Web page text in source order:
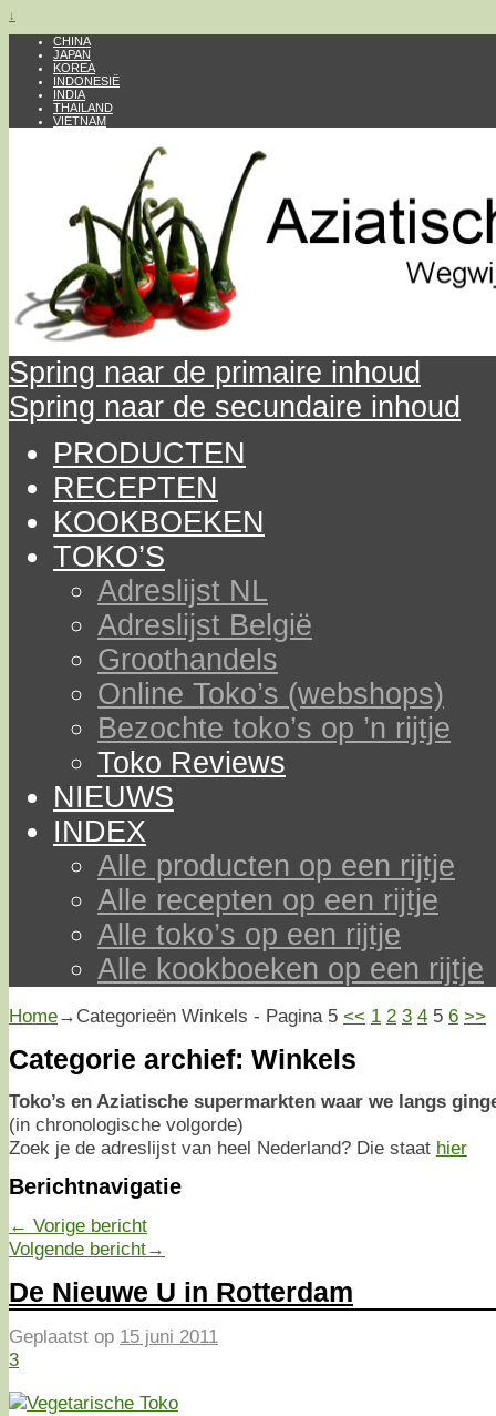
↓
CHINA
JAPAN
KOREA
INDONESIË
INDIA
THAILAND
VIETNAM
Spring naar de primaire inhoud
Spring naar de secundaire inhoud
PRODUCTEN
RECEPTEN
KOOKBOEKEN
TOKO’S
Adreslijst NL
Adreslijst België
Groothandels
Online Toko’s (webshops)
Bezochte toko’s op ’n rijtje
Toko Reviews
NIEUWS
INDEX
Alle producten op een rijtje
Alle recepten op een rijtje
Alle toko’s op een rijtje
Alle kookboeken op een rijtje
Home→Categorieën Winkels - Pagina 5 << 1 2 3 4 5 6 >>
Categorie archief: Winkels
Toko’s en Aziatische supermarkten waar we langs
(in chronologische volgorde)
Zoek je de adreslijst van heel Nederland? Die staat hier
Berichtnavigatie
← Vorige bericht
Volgende bericht→
De Nieuwe U in Rotterdam
Geplaatst op 15 juni 2011
3